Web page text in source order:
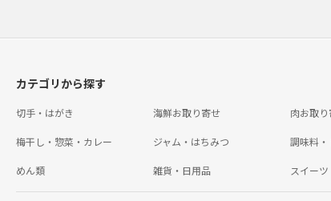
カテゴリから探す
切手・はがき 海鮮お取り寄せ 肉お取
梅干し・惣菜・カレー ジャム・はちみつ 調味料
めん類 雑貨・日用品 スイーツ